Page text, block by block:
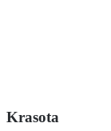
Krasota